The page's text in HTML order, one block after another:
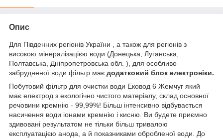
Опис
Для Південних регіонів України , а також для регіонів з
високою мінералізацією води (Донецька, Луганська,
Полтавська, Дніпропетровська обл. ), для особливо
забрудненої води фільтр має додатковий блок електроніки.
Побутовий фільтр для очистки води Ековод 6 Жемчуг який
має електрод з екологічно чистого матеріалу, склад основної
речовини кремнію - 99,99%! Більш інтенсивно відбувається
насичення води іонами кремнію і кисню. Ви будете приємно
здивовані результатом не тільки більш тривалою
експлуатацією анода, а й показниками обробленої води. До